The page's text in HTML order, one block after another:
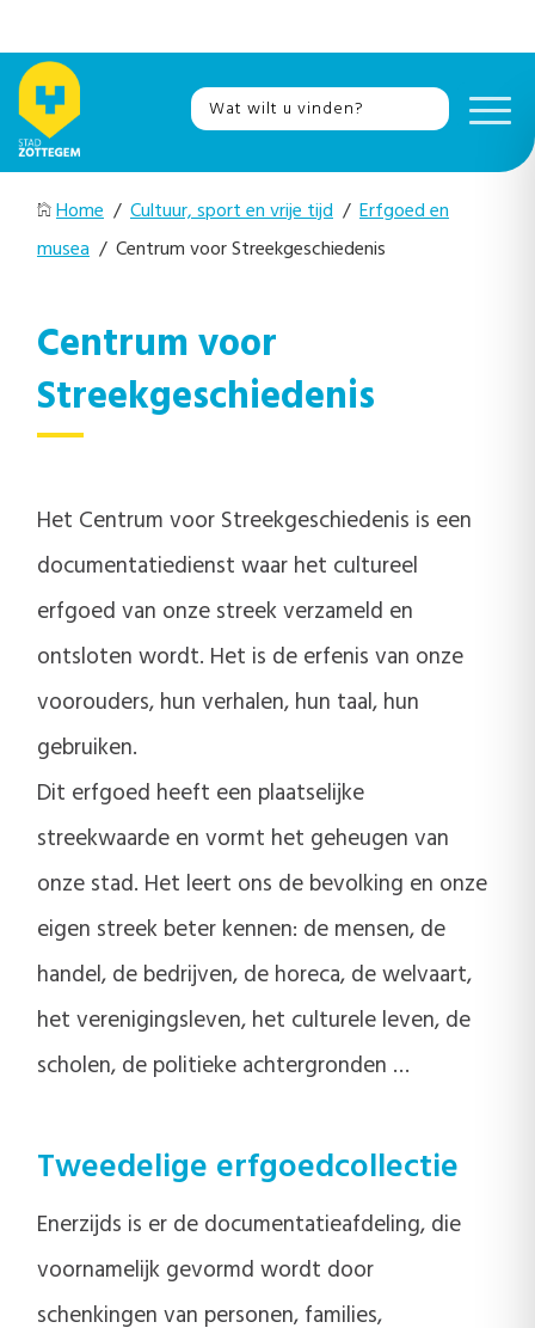
Home / Cultuur, sport en vrije tijd / Erfgoed en
musea / Centrum voor Streekgeschiedenis
Centrum voor
Streekgeschiedenis
Het Centrum voor Streekgeschiedenis is een
documentatiedienst waar het cultureel
erfgoed van onze streek verzameld en
ontsloten wordt. Het is de erfenis van onze
voorouders, hun verhalen, hun taal, hun
gebruiken.
Dit erfgoed heeft een plaatselijke
streekwaarde en vormt het geheugen van
onze stad. Het leert ons de bevolking en onze
eigen streek beter kennen: de mensen, de
handel, de bedrijven, de horeca, de welvaart,
het verenigingsleven, het culturele leven, de
scholen, de politieke achtergronden …
Tweedelige erfgoedcollectie
Enerzijds is er de documentatieafdeling, die
voornamelijk gevormd wordt door
schenkingen van personen, families,